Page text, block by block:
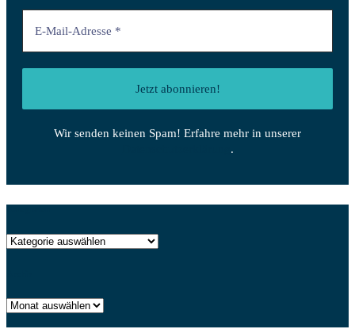
Wir senden keinen Spam! Erfahre mehr in unserer
.
Kategorien
Archiv